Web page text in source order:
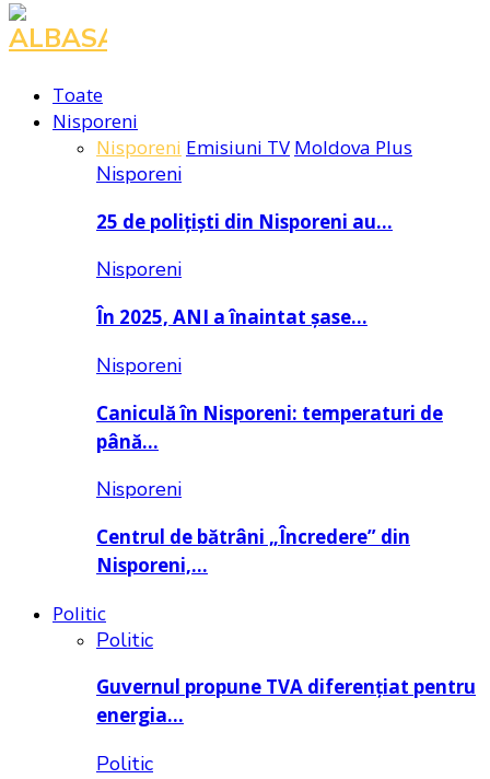
Facebook
Instagram
Youtube
Toate
Nisporeni
Nisporeni Emisiuni TV Moldova Plus
Nisporeni
25 de polițiști din Nisporeni au…
Nisporeni
În 2025, ANI a înaintat șase…
Nisporeni
Caniculă în Nisporeni: temperaturi de
până…
Nisporeni
Centrul de bătrâni „Încredere” din
Nisporeni,…
Politic
Politic
Guvernul propune TVA diferențiat pentru
energia…
Politic